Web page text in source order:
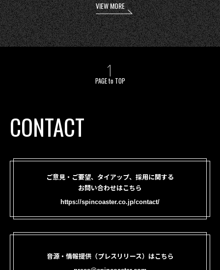
VIEW MORE
PAGE to TOP
CONTACT
ご意見・ご要望、タイアップ、採用に関する
お問い合わせはこちら
https://spincoaster.co.jp/contact/
音源・情報提供（プレスリリース）はこちら